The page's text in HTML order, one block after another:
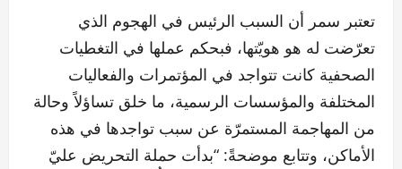
تعتبر سمر أن السبب الرئيس في الهجوم الذي
تعرّضت له هو هويّتها، فبحكم عملها في التغطيات
الصحفية كانت تتواجد في المؤتمرات والفعاليات
المختلفة والمؤسسات الرسمية، ما خلق تساؤلاً وحالة
من المهاجمة المستمرّة عن سبب تواجدها في هذه
الأماكن، وتتابع موضحةً: “بدأت حملة التحريض عليّ